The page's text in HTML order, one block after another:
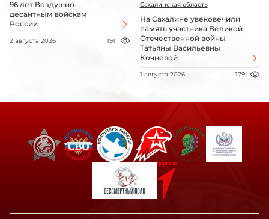
96 лет Воздушно-
десантным войскам
России
2 августа 2026 191
Сахалинская область
На Сахалине увековечили
память участника Великой
Отечественной войны
Татьяны Васильевны
Кочневой
1 августа 2026 179